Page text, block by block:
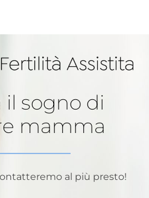
il sogno di
mamma
al più presto!